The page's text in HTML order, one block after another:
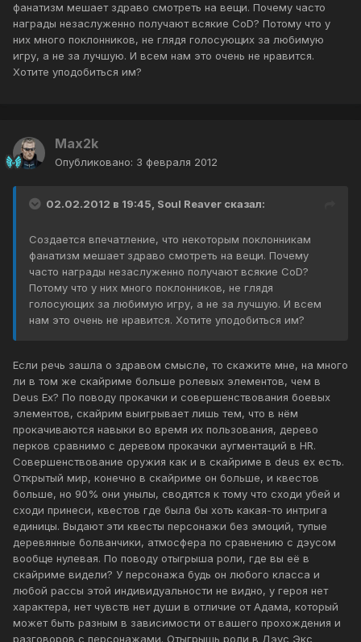
фанатизм мешает здраво смотреть на вещи. Почему часто
награды незаслуженно получают всякие CoD? Потому что у
них много поклонников, не глядя голосующих за любимую
игру, а не за лучшую. И всем нам это очень не нравится.
Хотите уподобиться им?
Max2k
Опубликовано: 3 февраля 2012
02.02.2012 в 19:45, Soul Reaver сказал:
Создается впечатление, что некоторым поклонникам
фанатизм мешает здраво смотреть на вещи. Почему
часто награды незаслуженно получают всякие CoD?
Потому что у них много поклонников, не глядя
голосующих за любимую игру, а не за лучшую. И всем
нам это очень не нравится. Хотите уподобиться им?
Если речь зашла о здравом смысле, то скажите мне, на много
ли в том же скайриме больше ролевых элементов, чем в
Deus Ex? По поводу прокачки и совершенствования боевых
элементов, скайрим выигрывает лишь тем, что в нём
прокачиваются навыки во время их пользования, дерево
перков сравнимо с деревом прокачки аугментаций в HR.
Совершенствование оружия как и в скайриме в deus ex есть.
Открытый мир, конечно в скайриме он больше, и квестов
больше, но 90% они унылы, сводятся к тому что сходи убей и
сходи принеси, квестов где была бы хоть какая-то интрига
единицы. Выдают эти квесты персонажи без эмоций, тупые
деревянные болванчики, атмосфера по сравнению с дэусом
вообще нулевая. По поводу отыгрыша роли, где вы её в
скайриме видели? У персонажа будь он любого класса и
любой рассы этой индивидуальности не видно, у героя нет
характера, нет чувств нет души в отличие от Адама, который
может быть разным в зависимости от вашего прохождения и
разговоров с персонажами. Отыгрышь роли в Дэус Экс